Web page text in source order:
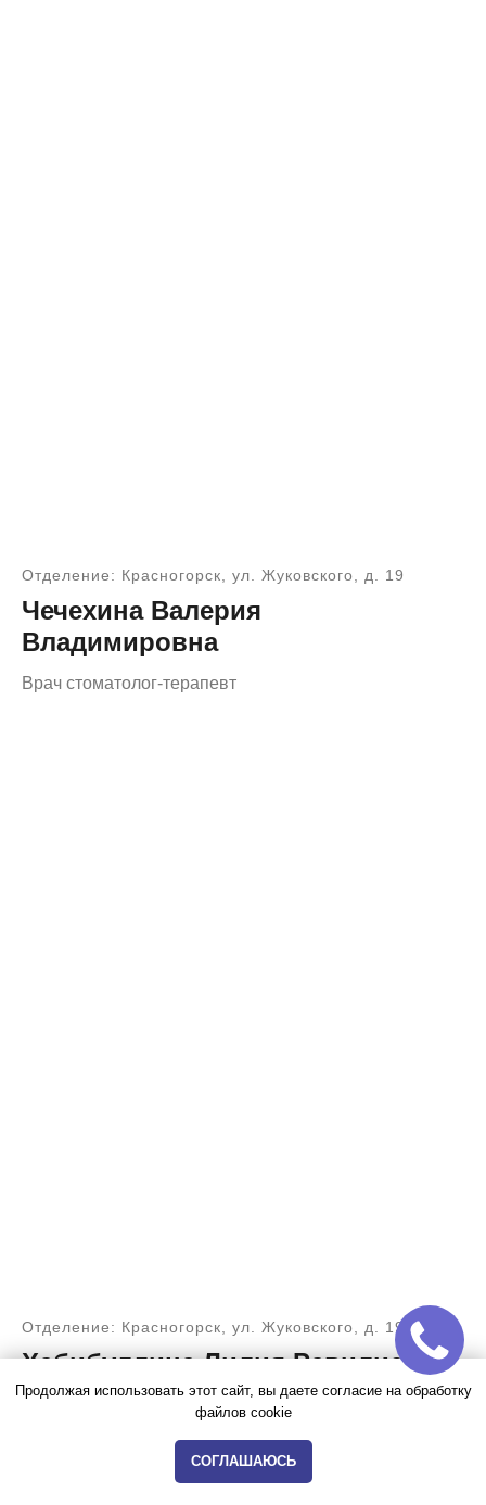
Отделение: Красногорск, ул. Жуковского, д. 19
Чечехина Валерия
Владимировна
Врач стоматолог-терапевт
Отделение: Красногорск, ул. Жуковского, д. 19
Хабибуллина Лилия Равилиевна
Врач стоматолог-терапевт, стоматолог-ортопед.
клинике на ул. Жуковского, д. 19.
Продолжая использовать этот сайт, вы даете согласие на обработку
файлов cookie
СОГЛАШАЮСЬ